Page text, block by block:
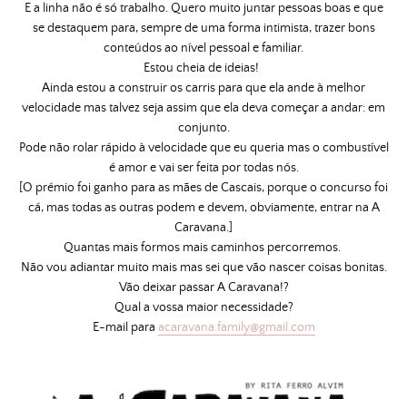
E a linha não é só trabalho. Quero muito juntar pessoas boas e que
se destaquem para, sempre de uma forma intimista, trazer bons
conteúdos ao nível pessoal e familiar.
Estou cheia de ideias!
Ainda estou a construir os carris para que ela ande à melhor
velocidade mas talvez seja assim que ela deva começar a andar: em
conjunto.
Pode não rolar rápido à velocidade que eu queria mas o combustível
é amor e vai ser feita por todas nós.
[O prémio foi ganho para as mães de Cascais, porque o concurso foi
cá, mas todas as outras podem e devem, obviamente, entrar na A
Caravana.]
Quantas mais formos mais caminhos percorremos.
Não vou adiantar muito mais mas sei que vão nascer coisas bonitas.
Vão deixar passar A Caravana!?
Qual a vossa maior necessidade?
E-mail para acaravana.family@gmail.com